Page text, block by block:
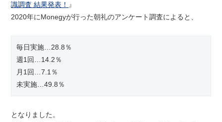
識調査 結果発表！ 』
2020年にMonegyが行った朝礼のアンケート調査によると、
毎日実施…28.8％
週1回…14.2％
月1回…7.1％
未実施…49.8％
となりました。